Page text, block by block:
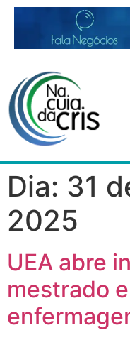
Dia: 31
2025
UEA abre
mestrado